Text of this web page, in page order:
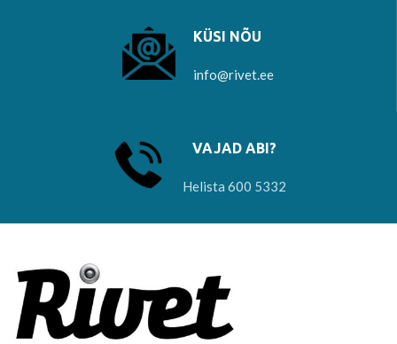
KÜSI NÕU
info@rivet.ee
VAJAD ABI?
Helista 600 5332